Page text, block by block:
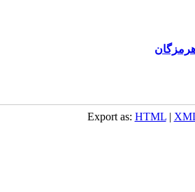
Export as: HTML|